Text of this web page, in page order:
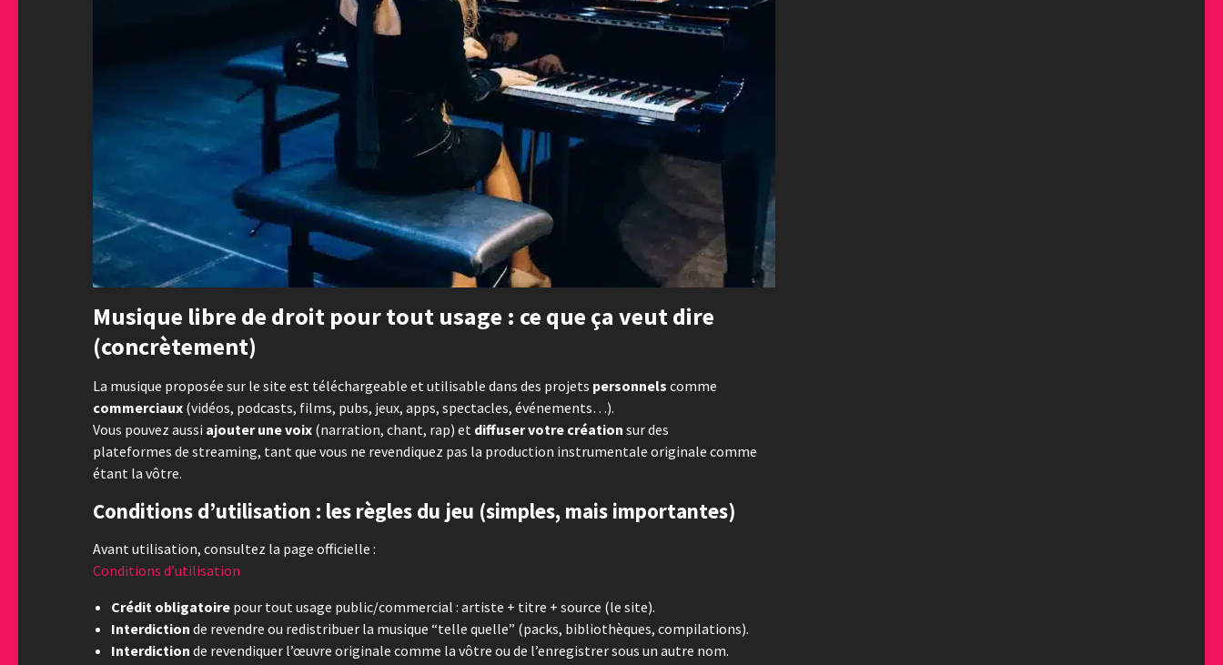
Musique libre de droit pour tout usage : ce que ça veut dire
(concrètement)
La musique proposée sur le site est téléchargeable et utilisable dans des projets personnels comme
commerciaux (vidéos, podcasts, films, pubs, jeux, apps, spectacles, événements…).
Vous pouvez aussi ajouter une voix (narration, chant, rap) et diffuser votre création sur des
plateformes de streaming, tant que vous ne revendiquez pas la production instrumentale originale comme
étant la vôtre.
Conditions d’utilisation : les règles du jeu (simples, mais importantes)
Avant utilisation, consultez la page officielle :
Conditions d’utilisation
Crédit obligatoire pour tout usage public/commercial : artiste + titre + source (le site).
Interdiction de revendre ou redistribuer la musique “telle quelle” (packs, bibliothèques, compilations).
Interdiction de revendiquer l’œuvre originale comme la vôtre ou de l’enregistrer sous un autre nom.